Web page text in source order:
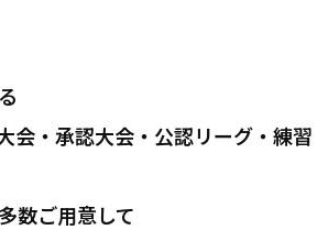
会・承認大会・公認リーグ・練習
数ご用意して